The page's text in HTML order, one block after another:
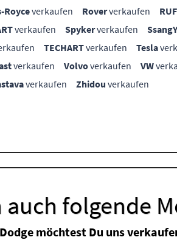
Royceverkaufen Roververkaufen RUF
verkaufen Spykerverkaufen
TECHARTverkaufen Tesla
verkaufen Volvoverkaufen VW
verkaufen Zhidou verkaufen
folgende
möchtest Du uns